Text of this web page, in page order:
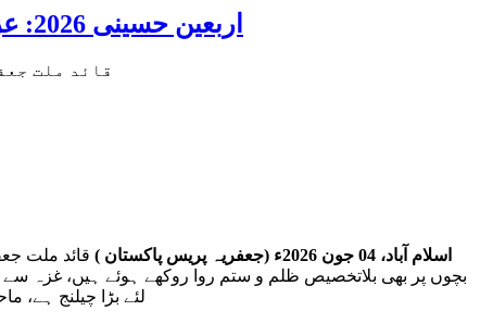
اربعین حسینی 2026: عزاداری فکر حسینی کی ترویج کا ذریعہ ہے، قائد ملت جعفریہ آیت اللہ سید ساجد علی نقوی
اسلام آباد، 04 جون 2026ء (جعفریہ پریس پاکستان )
قائد ملت
بچوں پر بھی بلاتخصیص ظلم و ستم روا روکھے ہوئے ہیں، غزہ
لئے بڑا چیلنج ہے،